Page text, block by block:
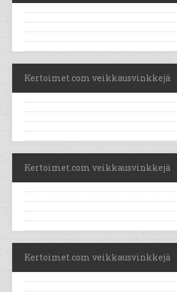
Kertoimet.com veikkausvinkkejä
Kertoimet.com veikkausvinkkejä
Kertoimet.com veikkausvinkkejä